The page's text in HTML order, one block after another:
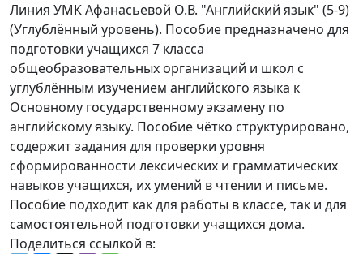
Линия УМК Афанасьевой О.В. "Английский язык" (5-9)
(Углублённый уровень). Пособие предназначено для
подготовки учащихся 7 класса
общеобразовательных организаций и школ с
углублённым изучением английского языка к
Основному государственному экзамену по
английскому языку. Пособие чётко структурировано,
содержит задания для проверки уровня
сформированности лексических и грамматических
навыков учащихся, их умений в чтении и письме.
Пособие подходит как для работы в классе, так и для
самостоятельной подготовки учащихся дома.
Поделиться ссылкой в: